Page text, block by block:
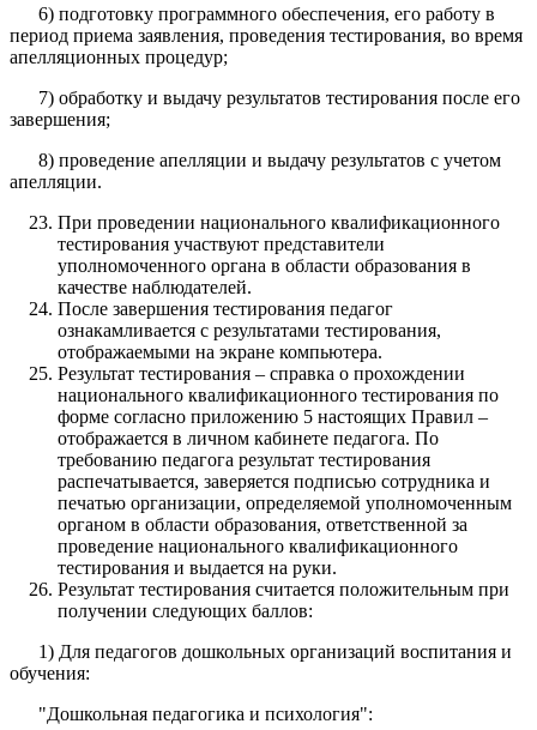
6) подготовку программного обеспечения, его работу в
период приема заявления, проведения тестирования, во время
апелляционных процедур;
7) обработку и выдачу результатов тестирования после его
завершения;
8) проведение апелляции и выдачу результатов с учетом
апелляции.
При проведении национального квалификационного
тестирования участвуют представители
уполномоченного органа в области образования в
качестве наблюдателей.
После завершения тестирования педагог
ознакамливается с результатами тестирования,
отображаемыми на экране компьютера.
Результат тестирования – справка о прохождении
национального квалификационного тестирования по
форме согласно приложению 5 настоящих Правил –
отображается в личном кабинете педагога. По
требованию педагога результат тестирования
распечатывается, заверяется подписью сотрудника и
печатью организации, определяемой уполномоченным
органом в области образования, ответственной за
проведение национального квалификационного
тестирования и выдается на руки.
Результат тестирования считается положительным при
получении следующих баллов:
1) Для педагогов дошкольных организаций воспитания и
обучения:
"Дошкольная педагогика и психология":